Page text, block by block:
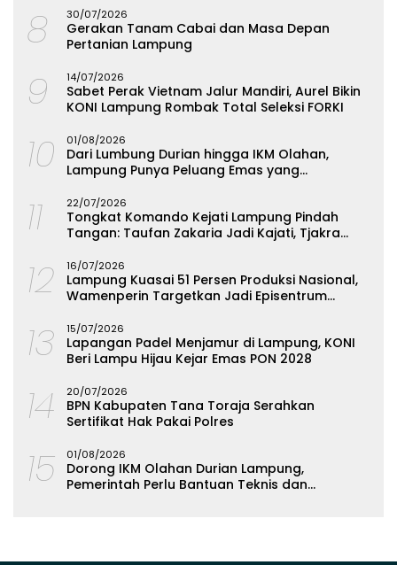
8 30/07/2026
Gerakan Tanam Cabai dan Masa Depan
Pertanian Lampung
9 14/07/2026
Sabet Perak Vietnam Jalur Mandiri, Aurel Bikin
KONI Lampung Rombak Total Seleksi FORKI
10 01/08/2026
Dari Lumbung Durian hingga IKM Olahan,
Lampung Punya Peluang Emas yang
11 22/07/2026
Tongkat Komando Kejati Lampung Pindah
Tangan: Taufan Zakaria Jadi Kajati, Tjakra
12 16/07/2026
Lampung Kuasai 51 Persen Produksi Nasional,
Wamenperin Targetkan Jadi Episentrum
13 15/07/2026
Lapangan Padel Menjamur di Lampung, KONI
Beri Lampu Hijau Kejar Emas PON 2028
14 20/07/2026
BPN Kabupaten Tana Toraja Serahkan
Sertifikat Hak Pakai Polres
15 01/08/2026
Dorong IKM Olahan Durian Lampung,
Pemerintah Perlu Bantuan Teknis dan